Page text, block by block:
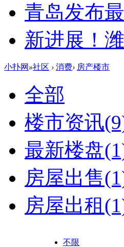
青岛发布
新进展！
小扑网 »社区 › 消费› 房产楼市
全部
楼市资讯
最新楼盘
房屋出售
房屋出租
不限